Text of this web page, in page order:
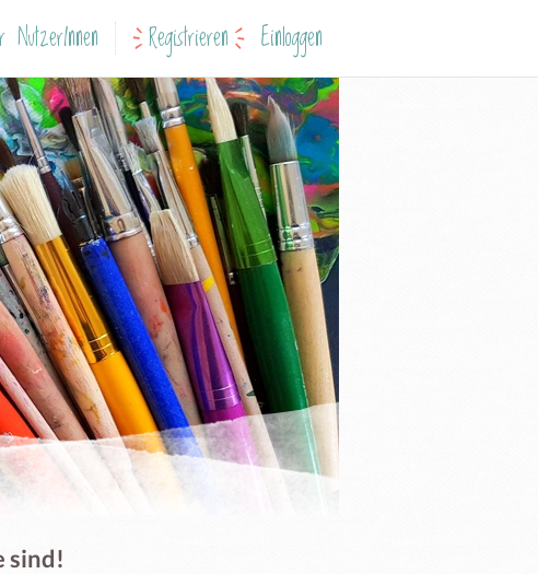
NutzerInnen Registrieren Einloggen
sind!